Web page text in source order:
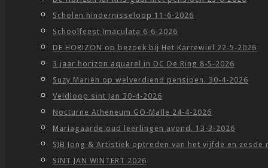
Scholen hindernisseloop 11-6-2026
Schoolfeest Imaculata 6-6-2026
DE HORIZON op bezoek bij Het Karrewiel 22-5-2026
3 jaar horizon aquarel in DC De Ring 8-5-2026
Suzy Mariën op welverdiend pensioen. 30-4-2026
Veldloop sint Jan 30-4-2026
Nocturne Atheneum GO-Malle 24-4-2026
Mariagaarde oud leerlingen avond. 13-3-2026
SJB Jong & Artistiek optreden van het vijfde en zesde
SINT JAN WINTERT 2026